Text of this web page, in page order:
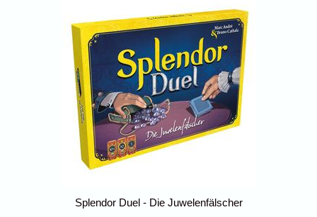
Splendor Duel - Die Juwelenfälscher